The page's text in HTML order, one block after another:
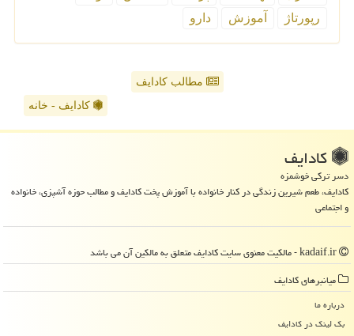
رپورتاژ
آموزش دارو
مطالب کادایف
کادایف - خانه
كادایف
دسر ترکی خوشمزه
کادایف، طعم شیرین زندگی در کنار خانواده با آموزش پخت کادایف و مطالب حوزه آشپزی، خانواده
و اجتماعی
میانبرهای كادایف
درباره ما
بک لینک در كادایف